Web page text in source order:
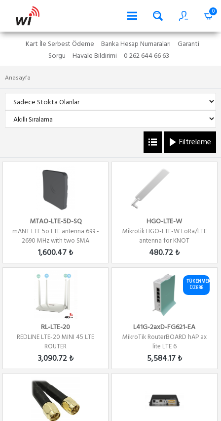
0
Kart İle Serbest Ödeme Banka Hesap Numaraları
Garanti
Sorgu
Havale Bildirimi 0 262 644 66 63
Anasayfa
Filtreleme
MTAO-LTE-5D-SQ
mANT LTE 5o LTE antenna 699 -
2690 MHz with two SMA
connectors
1,600.47 ₺
HGO-LTE-W
Mikrotik HGO-LTE-W LoRa/LTE
antenna for KNOT
480.72 ₺
RL-LTE-20
REDLINE LTE-20 MINI 45 LTE
ROUTER
3,090.72 ₺
TÜKENMEK
ÜZERE
L41G-2axD-FG621-EA
MikroTik RouterBOARD hAP ax
lite LTE 6
5,584.17 ₺